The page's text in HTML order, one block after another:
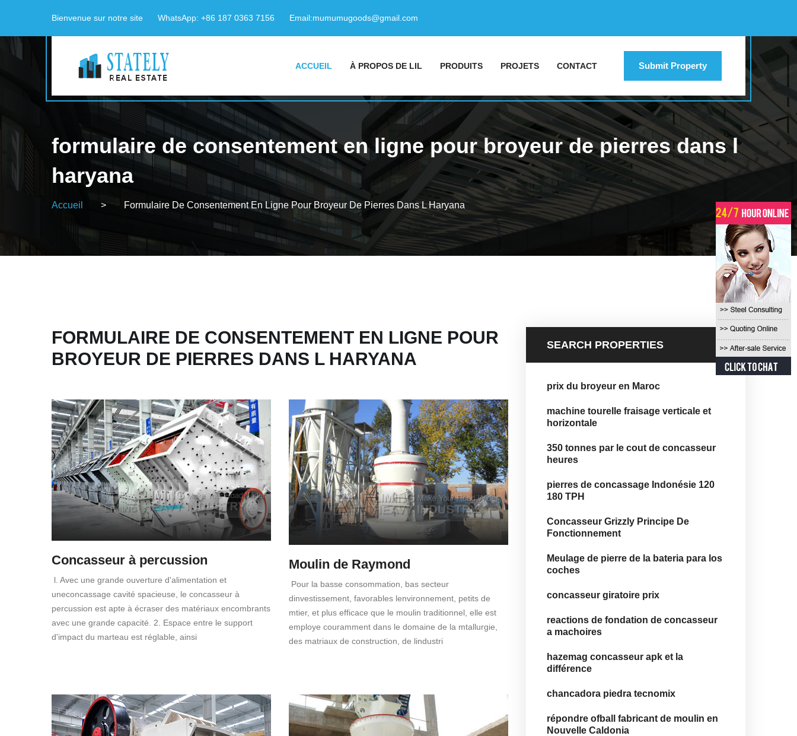
Bienvenue sur notre site WhatsApp: +86 187 0363 7156 Email:mumumugoods@gmail.com
ACCUEIL À PROPOS DE LIL PRODUITS PROJETS CONTACT Submit Property
formulaire de consentement en ligne pour broyeur de pierres dans l
haryana
Accueil > Formulaire De Consentement En Ligne Pour Broyeur De Pierres Dans L Haryana
FORMULAIRE DE CONSENTEMENT EN LIGNE POUR
BROYEUR DE PIERRES DANS L HARYANA
Concasseur à percussion
l. Avec une grande ouverture d'alimentation et
uneconcassage cavité spacieuse, le concasseur à
percussion est apte à écraser des matériaux encombrants
avec une grande capacité. 2. Espace entre le support
d'impact du marteau est réglable, ainsi
Moulin de Raymond
Pour la basse consommation, bas secteur
dinvestissement, favorables lenvironnement, petits de
mtier, et plus efficace que le moulin traditionnel, elle est
employe couramment dans le domaine de la mtallurgie,
des matriaux de construction, de lindustri
SEARCH PROPERTIES
prix du broyeur en Maroc
machine tourelle fraisage verticale et
horizontale
350 tonnes par le cout de concasseur
heures
pierres de concassage Indonésie 120
180 TPH
Concasseur Grizzly Principe De
Fonctionnement
Meulage de pierre de la bateria para los
coches
concasseur giratoire prix
reactions de fondation de concasseur
a machoires
hazemag concasseur apk et la
différence
chancadora piedra tecnomix
répondre ofball fabricant de moulin en
Nouvelle Caldonia